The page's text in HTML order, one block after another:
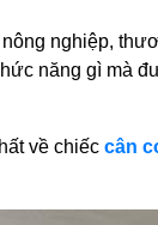
nghiệp,
năng gì mà
về chiếc cân